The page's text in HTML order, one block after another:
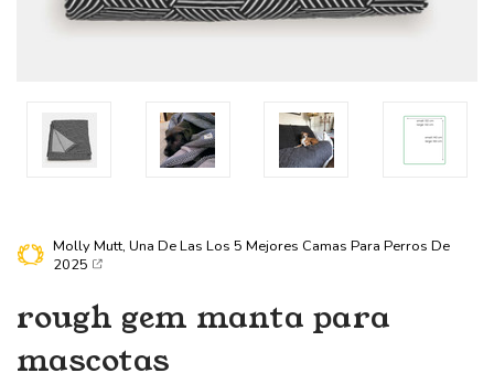
Molly Mutt, Una De Las Los 5 Mejores Camas Para Perros De
2025
rough gem manta para
mascotas